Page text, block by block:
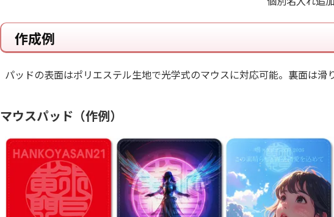
作成例
パッドの表面はポリエステル生地で光学式のマウスに対応可能。裏面は滑
マウスパッド（作例）